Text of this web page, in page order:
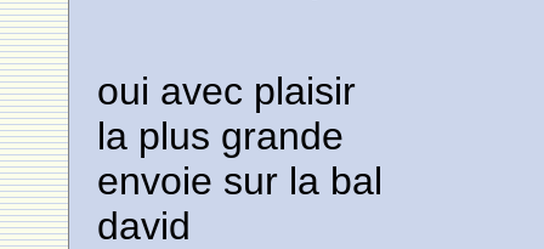
oui avec plaisir
la plus grande
envoie sur la bal
david